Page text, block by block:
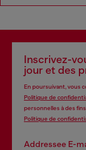
Inscrivez-
jour et des
En poursuivant, vous
Politique de
personnelles à des
Politique de
Addressee E-